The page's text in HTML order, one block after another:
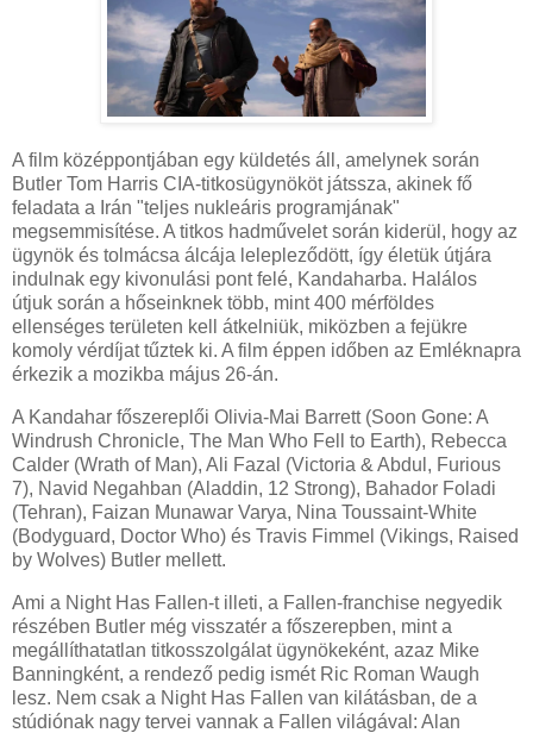
A film középpontjában egy küldetés áll, amelynek során
Butler Tom Harris CIA-titkosügynököt játssza, akinek fő
feladata a Irán "teljes nukleáris programjának"
megsemmisítése. A titkos hadművelet során kiderül, hogy az
ügynök és tolmácsa álcája lelepleződött, így életük útjára
indulnak egy kivonulási pont felé, Kandaharba. Halálos
útjuk során a hőseinknek több, mint 400 mérföldes
ellenséges területen kell átkelniük, miközben a fejükre
komoly vérdíjat tűztek ki. A film éppen időben az Emléknapra
érkezik a mozikba május 26-án.
A Kandahar főszereplői Olivia-Mai Barrett (Soon Gone: A
Windrush Chronicle, The Man Who Fell to Earth), Rebecca
Calder (Wrath of Man), Ali Fazal (Victoria & Abdul, Furious
7), Navid Negahban (Aladdin, 12 Strong), Bahador Foladi
(Tehran), Faizan Munawar Varya, Nina Toussaint-White
(Bodyguard, Doctor Who) és Travis Fimmel (Vikings, Raised
by Wolves) Butler mellett.
Ami a Night Has Fallen-t illeti, a Fallen-franchise negyedik
részében Butler még visszatér a főszerepben, mint a
megállíthatatlan titkosszolgálat ügynökeként, azaz Mike
Banningként, a rendező pedig ismét Ric Roman Waugh
lesz. Nem csak a Night Has Fallen van kilátásban, de a
stúdiónak nagy tervei vannak a Fallen világával: Alan